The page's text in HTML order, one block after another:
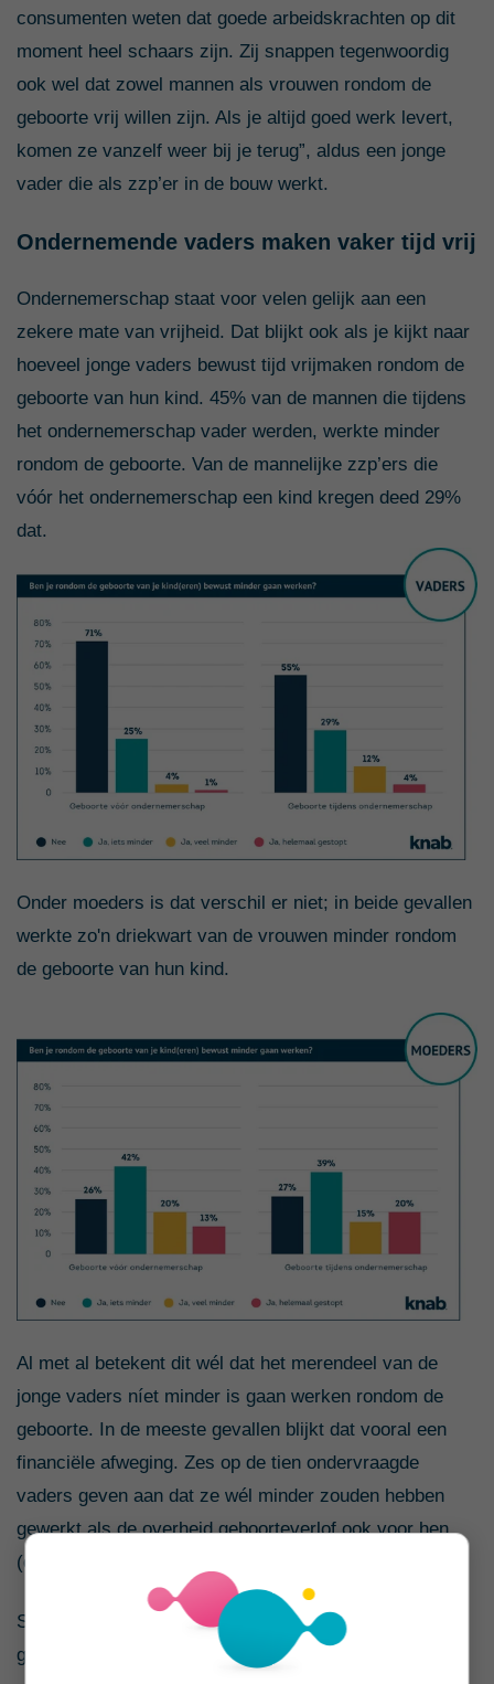
consumenten weten dat goede arbeidskrachten op dit
moment heel schaars zijn. Zij snappen tegenwoordig
ook wel dat zowel mannen als vrouwen rondom de
geboorte vrij willen zijn. Als je altijd goed werk levert,
komen ze vanzelf weer bij je terug”, aldus een jonge
vader die als zzp’er in de bouw werkt.
Ondernemende vaders maken vaker tijd vrij
Ondernemerschap staat voor velen gelijk aan een
zekere mate van vrijheid. Dat blijkt ook als je kijkt naar
hoeveel jonge vaders bewust tijd vrijmaken rondom de
geboorte van hun kind. 45% van de mannen die tijdens
het ondernemerschap vader werden, werkte minder
rondom de geboorte. Van de mannelijke zzp’ers die
vóór het ondernemerschap een kind kregen deed 29%
dat.
Onder moeders is dat verschil er niet; in beide gevallen
werkte zo'n driekwart van de vrouwen minder rondom
de geboorte van hun kind.
Al met al betekent dit wél dat het merendeel van de
jonge vaders níet minder is gaan werken rondom de
geboorte. In de meeste gevallen blijkt dat vooral een
financiële afweging. Zes op de tien ondervraagde
vaders geven aan dat ze wél minder zouden hebben
gewerkt als de overheid geboorteverlof ook voor hen
(deels) zou vergoeden.
Sinds kort is dit voor vaders in loondienst goed
geregeld, maar mannelijke ondernemers hebben